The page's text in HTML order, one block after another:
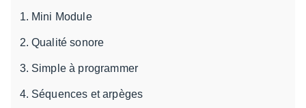
Mini Module
Qualité sonore
Simple à programmer
Séquences et arpèges